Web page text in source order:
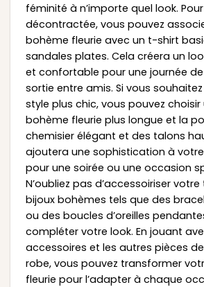
féminité à n’importe quel look.
décontractée, vous pouvez
bohème fleurie avec un t-shirt
sandales plates. Cela créera un
et confortable pour une journée
sortie entre amis. Si vous
style plus chic, vous pouvez choisir
bohème fleurie plus longue et la
chemisier élégant et des talons
ajoutera une sophistication à
pour une soirée ou une occasion
N’oubliez pas d’accessoiriser
bijoux bohèmes tels que des
ou des boucles d’oreilles
compléter votre look. En jouant
accessoires et les autres pièces
robe, vous pouvez transformer
fleurie pour l’adapter à chaque